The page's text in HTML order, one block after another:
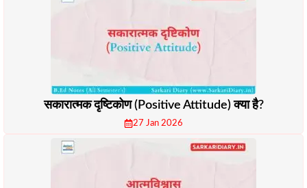
सकारात्मक दृष्टिकोण (Positive Attitude) क्या है?
27 Jan 2026